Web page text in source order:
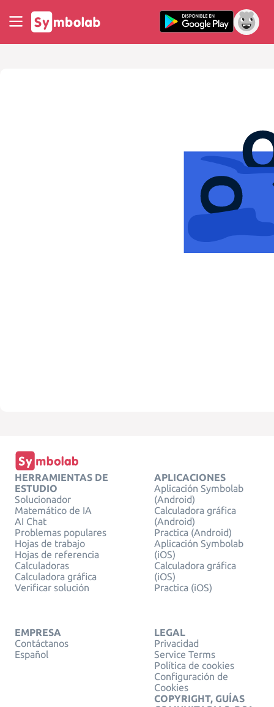
HERRAMIENTAS DE
ESTUDIO
Solucionador
Matemático de IA
AI Chat
Problemas populares
Hojas de trabajo
Hojas de referencia
Calculadoras
Calculadora gráfica
Verificar solución
APLICACIONES
Aplicación Symbolab
(Android)
Calculadora gráfica
(Android)
Practica (Android)
Aplicación Symbolab
(iOS)
Calculadora gráfica
(iOS)
Practica (iOS)
EMPRESA
Contáctanos
Español
LEGAL
Privacidad
Service Terms
Política de cookies
Configuración de
Cookies
COPYRIGHT, GUÍAS